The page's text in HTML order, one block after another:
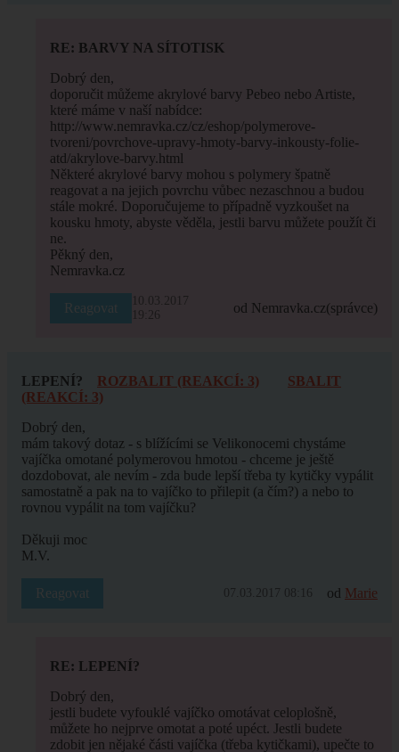
RE: BARVY NA SÍTOTISK
Dobrý den,
doporučit můžeme akrylové barvy Pebeo nebo Artiste,
které máme v naší nabídce:
http://www.nemravka.cz/cz/eshop/polymerove-
tvoreni/povrchove-upravy-hmoty-barvy-inkousty-folie-
atd/akrylove-barvy.html
Některé akrylové barvy mohou s polymery špatně
reagovat a na jejich povrchu vůbec nezaschnou a budou
stále mokré. Doporučujeme to případně vyzkoušet na
kousku hmoty, abyste věděla, jestli barvu můžete použít či
ne.
Pěkný den,
Nemravka.cz
Reagovat
10.03.2017
19:26
od Nemravka.cz(správce)
LEPENÍ? ROZBALIT (REAKCÍ: 3)
SBALIT
(REAKCÍ: 3)
Dobrý den,
mám takový dotaz - s blížícími se Velikonocemi chystáme
vajíčka omotané polymerovou hmotou - chceme je ještě
dozdobovat, ale nevím - zda bude lepší třeba ty kytičky vypálit
samostatně a pak na to vajíčko to přilepit (a čím?) a nebo to
rovnou vypálit na tom vajíčku?
Děkuji moc
M.V.
Reagovat 07.03.2017 08:16 od Marie
RE: LEPENÍ?
Dobrý den,
jestli budete vyfouklé vajíčko omotávat celoplošně,
můžete ho nejprve omotat a poté upéct. Jestli budete
zdobit jen nějaké části vajíčka (třeba kytičkami), upečte to